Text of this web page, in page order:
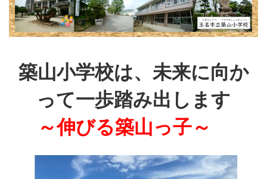
築山小学校は、未来に向か
って一歩踏み出します
～伸びる築山っ子～